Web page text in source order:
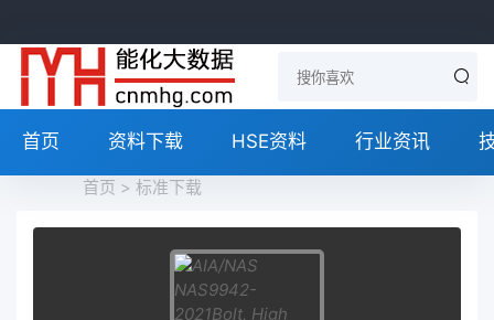
首页 资料下载 HSE资料 行业资讯
首页 > 标准下载